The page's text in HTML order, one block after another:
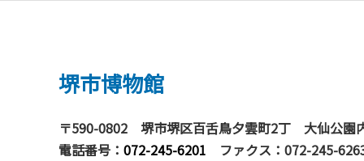
堺市博物館
〒590-0802
堺市堺区百舌鳥夕雲町2丁 大仙公園
電話番号： 072-245-6201 ファクス：072-245-